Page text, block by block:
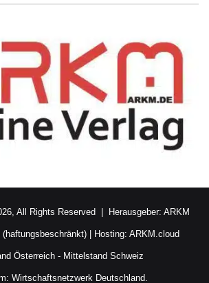
All Rights Reserved | Herausgeber: ARKM
| Hosting: ARKM.cloud
Österreich- Mittelstand Schweiz
Wirtschaftsnetzwerk Deutschland.